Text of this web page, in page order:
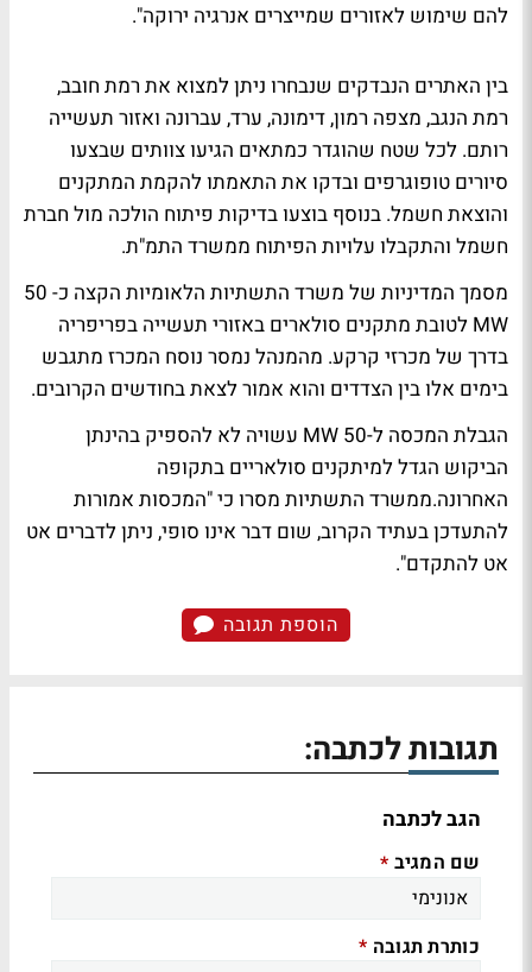
להם שימוש לאזורים שמייצרים אנרגיה ירוקה".
בין האתרים הנבדקים שנבחרו ניתן למצוא את רמת חובב,
רמת הנגב, מצפה רמון, דימונה, ערד, עברונה ואזור תעשייה
רותם. לכל שטח שהוגדר כמתאים הגיעו צוותים שבצעו
סיורים טופוגרפים ובדקו את התאמתו להקמת המתקנים
והוצאת חשמל. בנוסף בוצעו בדיקות פיתוח הולכה מול חברת
חשמל והתקבלו עלויות הפיתוח ממשרד התמ"ת.
מסמך המדיניות של משרד התשתיות הלאומיות הקצה כ- 50
MW לטובת מתקנים סולארים באזורי תעשייה בפריפריה
בדרך של מכרזי קרקע. מהמנהל נמסר נוסח המכרז מתגבש
בימים אלו בין הצדדים והוא אמור לצאת בחודשים הקרובים.
הגבלת המכסה ל-50 MW עשויה לא להספיק בהינתן
הביקוש הגדל למיתקנים סולאריים בתקופה
האחרונה.ממשרד התשתיות מסרו כי "המכסות אמורות
להתעדכן בעתיד הקרוב, שום דבר אינו סופי, ניתן לדברים אט
אט להתקדם".
הוספת תגובה
תגובות לכתבה:
הגב לכתבה
שם המגיב *
כותרת תגובה *